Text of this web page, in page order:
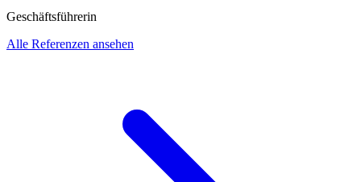
Geschäftsführerin
Alle Referenzen ansehen